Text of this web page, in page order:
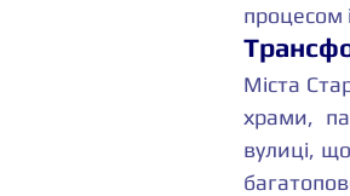
процесом
Міста
храми,
вулиці,